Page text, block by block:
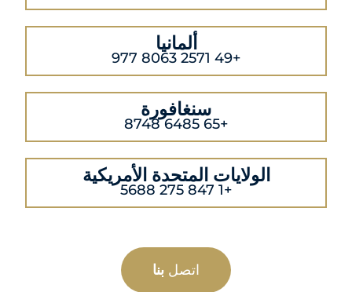
ألمانيا
+49 2571 8063 977
سنغافورة
+65 6485 8748
الولايات المتحدة الأمريكية
+1 847 275 5688
اتصل بنا